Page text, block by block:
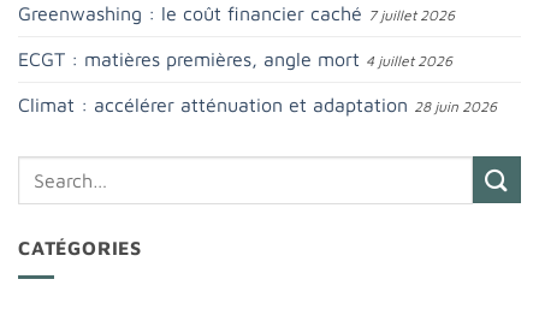
Greenwashing : le coût financier caché 7 juillet 2026
ECGT : matières premières, angle mort 4 juillet 2026
Climat : accélérer atténuation et adaptation 28 juin 2026
CATÉGORIES